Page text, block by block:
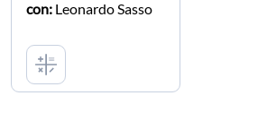
con: Leonardo Sasso